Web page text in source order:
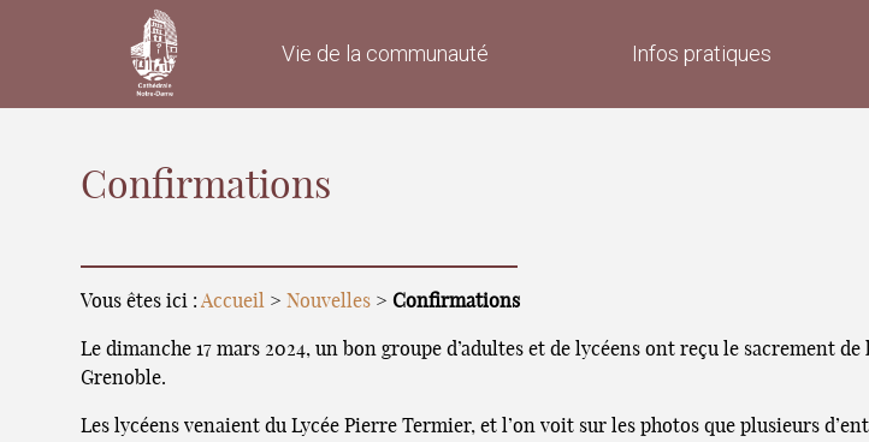
Vie de la communauté Infos pratiques
Confirmations
Vous êtes ici :Accueil > Nouvelles >Confirmations
Le dimanche 17 mars 2024, un bon groupe d’adultes et de lycéens ont reçu le sacrement
Grenoble.
Les lycéens venaient du Lycée Pierre Termier, et l’on voit sur les photos que plusieurs